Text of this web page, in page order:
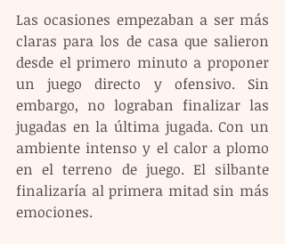
Las ocasiones empezaban a ser más
claras para los de casa que salieron
desde el primero minuto a proponer
un juego directo y ofensivo. Sin
embargo, no lograban finalizar las
jugadas en la última jugada. Con un
ambiente intenso y el calor a plomo
en el terreno de juego. El silbante
finalizaría al primera mitad sin más
emociones.